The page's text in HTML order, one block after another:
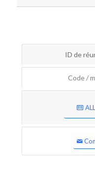
ID de
Code /